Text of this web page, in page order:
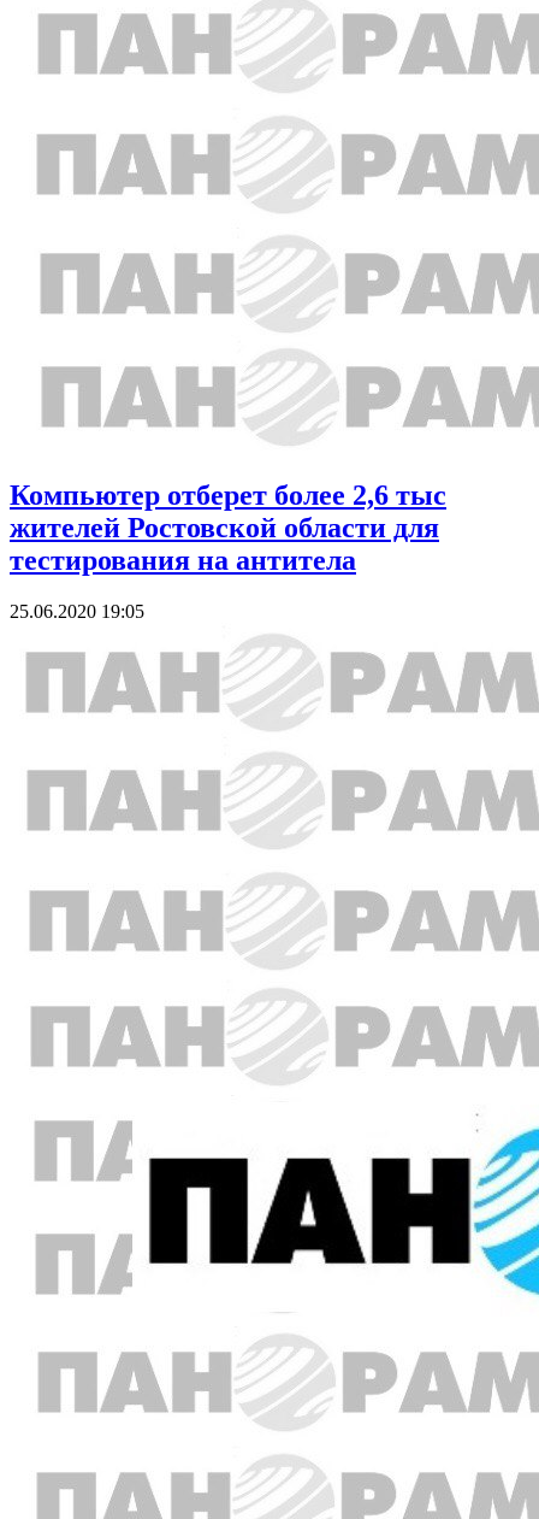
Компьютер отберет более 2,6 тыс
жителей Ростовской области для
тестирования на антитела
25.06.2020 19:05